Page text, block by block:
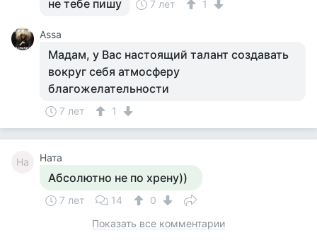
не тебе пишу 7 лет 1
Assa
Мадам, у Вас настоящий талант создавать
вокруг себя атмосферу
благожелательности
7 лет 1
На Ната
Абсолютно не по хрену))
7 лет 14
0
Показать все комментарии